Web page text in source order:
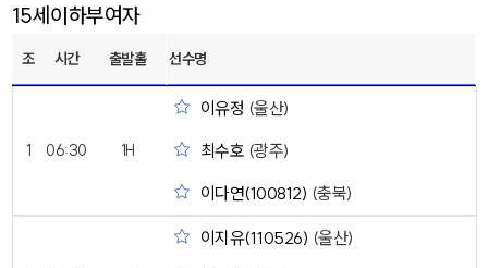
15세이하부여자
조 시간 출발홀 선수명
1 06:30 1H
이유정 (울산)
최수호 (광주)
이다연(100812) (충북)
이지유(110526) (울산)